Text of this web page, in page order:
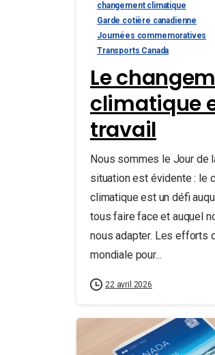
changement climatique
Garde cotière canadienne
Journées commemoratives
Transports Canada
Le
climatique
travail
Nous sommes le Jour de
situation est évidente : le
climatique est un défi
tous faire face et auquel
nous adapter. Les efforts
mondiale pour...
22 avril 2026